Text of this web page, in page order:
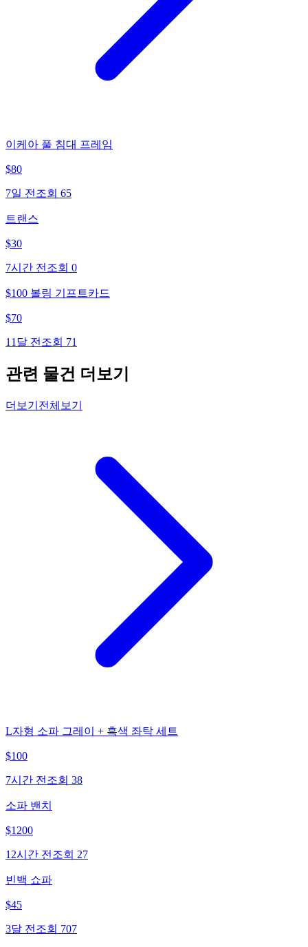
이케아 풀 침대 프레임
$80
7일 전 조회 65
트랜스
$30
7시간 전 조회 0
$100 볼링 기프트카드
$70
11달 전 조회 71
관련 물건 더보기
더보기 전체보기
L자형 소파 그레이 + 흑색 좌탁 세트
$100
7시간 전 조회 38
소파 밴치
$1200
12시간 전 조회 27
빈백 쇼파
$45
3달 전 조회 707